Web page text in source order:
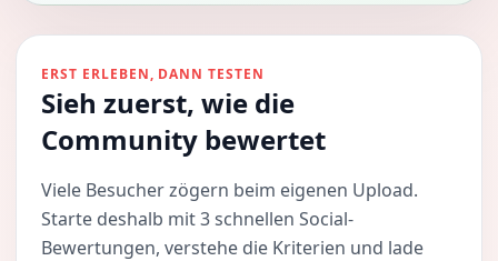
ERST ERLEBEN, DANN TESTEN
Sieh zuerst, wie die
Community bewertet
Viele Besucher zögern beim eigenen Upload.
Starte deshalb mit 3 schnellen Social-
Bewertungen, verstehe die Kriterien und lade